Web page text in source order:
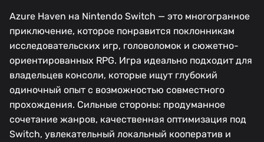
Azure Haven на Nintendo Switch — это многогранное
приключение, которое понравится поклонникам
исследовательских игр, головоломок и сюжетно-
ориентированных RPG. Игра идеально подходит для
владельцев консоли, которые ищут глубокий
одиночный опыт с возможностью совместного
прохождения. Сильные стороны: продуманное
сочетание жанров, качественная оптимизация под
Switch, увлекательный локальный кооператив и